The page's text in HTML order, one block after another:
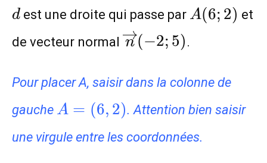
d
d est une droite qui passe par A(6;2)
A(6; 2) et
de vecteur normal \overrightarrow{n}
(-2;5)
n (−2; 5) .
Pour placer A, saisir dans la colonne de
gauche A=
A = (6, 2). Attention bien saisir
une virgule entre les coordonnées.